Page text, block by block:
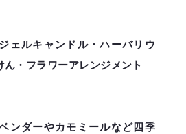
ェルキャンドル・ハーバリウ
ん・フラワーアレンジメント
ンダーやカモミールなど四季